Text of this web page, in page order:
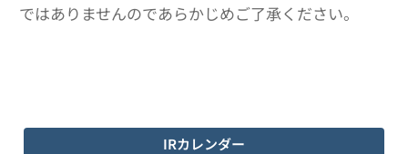
ではありませんのであらかじめご了承ください。
IRカレンダー